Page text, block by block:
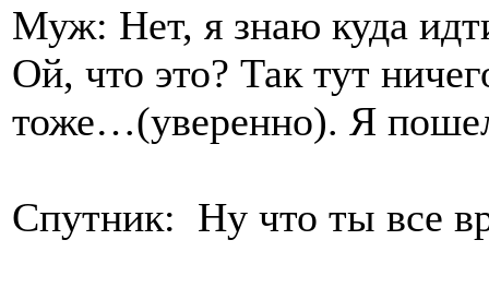
Муж: Нет, я знаю куда
Ой, что это? Так тут
тоже…(уверенно). Я
Спутник: Ну что ты все